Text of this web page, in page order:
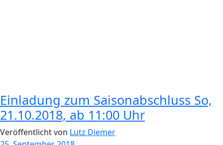
Einladung zum Saisonabschluss So,
21.10.2018, ab 11:00 Uhr
Veröffentlicht von Lutz Diemer